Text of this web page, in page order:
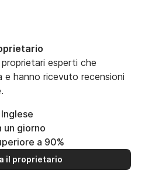
esperti che
hanno ricevuto recensioni
Inglese
un giorno
a 90%
il proprietario